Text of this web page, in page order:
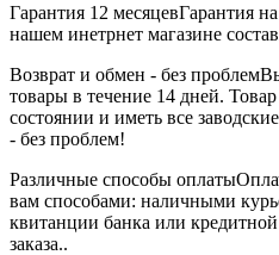
Гарантия 12 месяцевГарантия
нашем инетрнет магазине
Возврат и обмен - без проблем
товары в течение 14 дней.
состоянии и иметь все
- без проблем!
Различные способы оплаты
вам способами: наличными
квитанции банка или
заказа..